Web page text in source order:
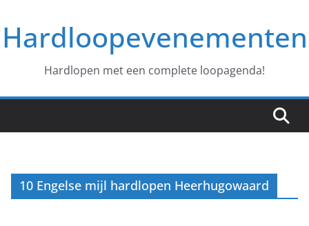
naar
deHardloopevenementen
Hardlopen met een complete loopagenda!
10 Engelse mijl hardlopen Heerhugowaard